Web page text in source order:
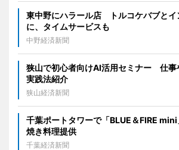
東中野にハラール店 トルコケバブとイ
に、タイムサービスも
中野経済新聞
狭山で初心者向けAI活用セミナー 仕事
実践法紹介
狭山経済新聞
千葉ポートタワーで「BLUE＆FIRE
焼き料理提供
千葉経済新聞